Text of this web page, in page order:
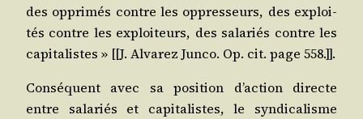
des oppri­més contre les oppres­seurs, des exploi­
tés contre les exploi­teurs, des sala­riés contre les
capi­ta­listes » [[J. Alva­rez Jun­co. Op. cit. page 558.]].
Consé­quent avec sa posi­tion d’ac­tion directe
entre sala­riés et capi­ta­listes, le syn­di­ca­lisme